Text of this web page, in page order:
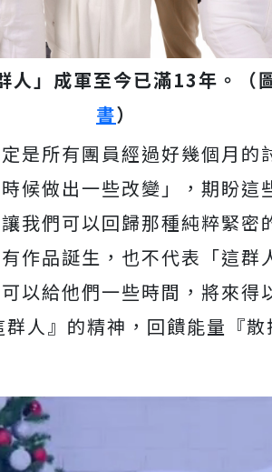
」成軍至今已滿13年。（
書）
是所有團員經過好幾個月的
候做出一些改變」，期盼這
我們可以回歸那種純粹緊密
作品誕生，也不代表「這群
以給他們一些時間，將來得
人』的精神，回饋能量『